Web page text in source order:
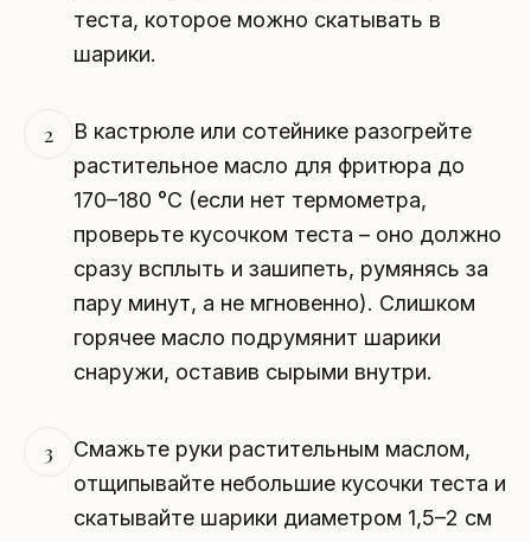
теста, которое можно скатывать в
шарики.
2
В кастрюле или сотейнике разогрейте
растительное масло для фритюра до
170–180 °C (если нет термометра,
проверьте кусочком теста – оно должно
сразу всплыть и зашипеть, румянясь за
пару минут, а не мгновенно). Слишком
горячее масло подрумянит шарики
снаружи, оставив сырыми внутри.
3
Смажьте руки растительным маслом,
отщипывайте небольшие кусочки теста и
скатывайте шарики диаметром 1,5–2 см